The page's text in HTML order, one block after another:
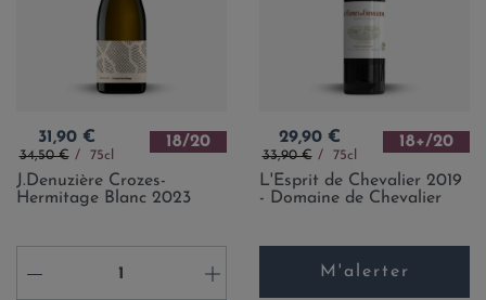
Prix
31,90 €
Prix de base
34,50 € 75cl
18/20
J.Denuzière Crozes-
Hermitage Blanc 2023
- +
Prix
29,90 €
Prix de base
33,90 € 75cl
18+/20
L'Esprit de Chevalier 2019
- Domaine de Chevalier
M'alerter